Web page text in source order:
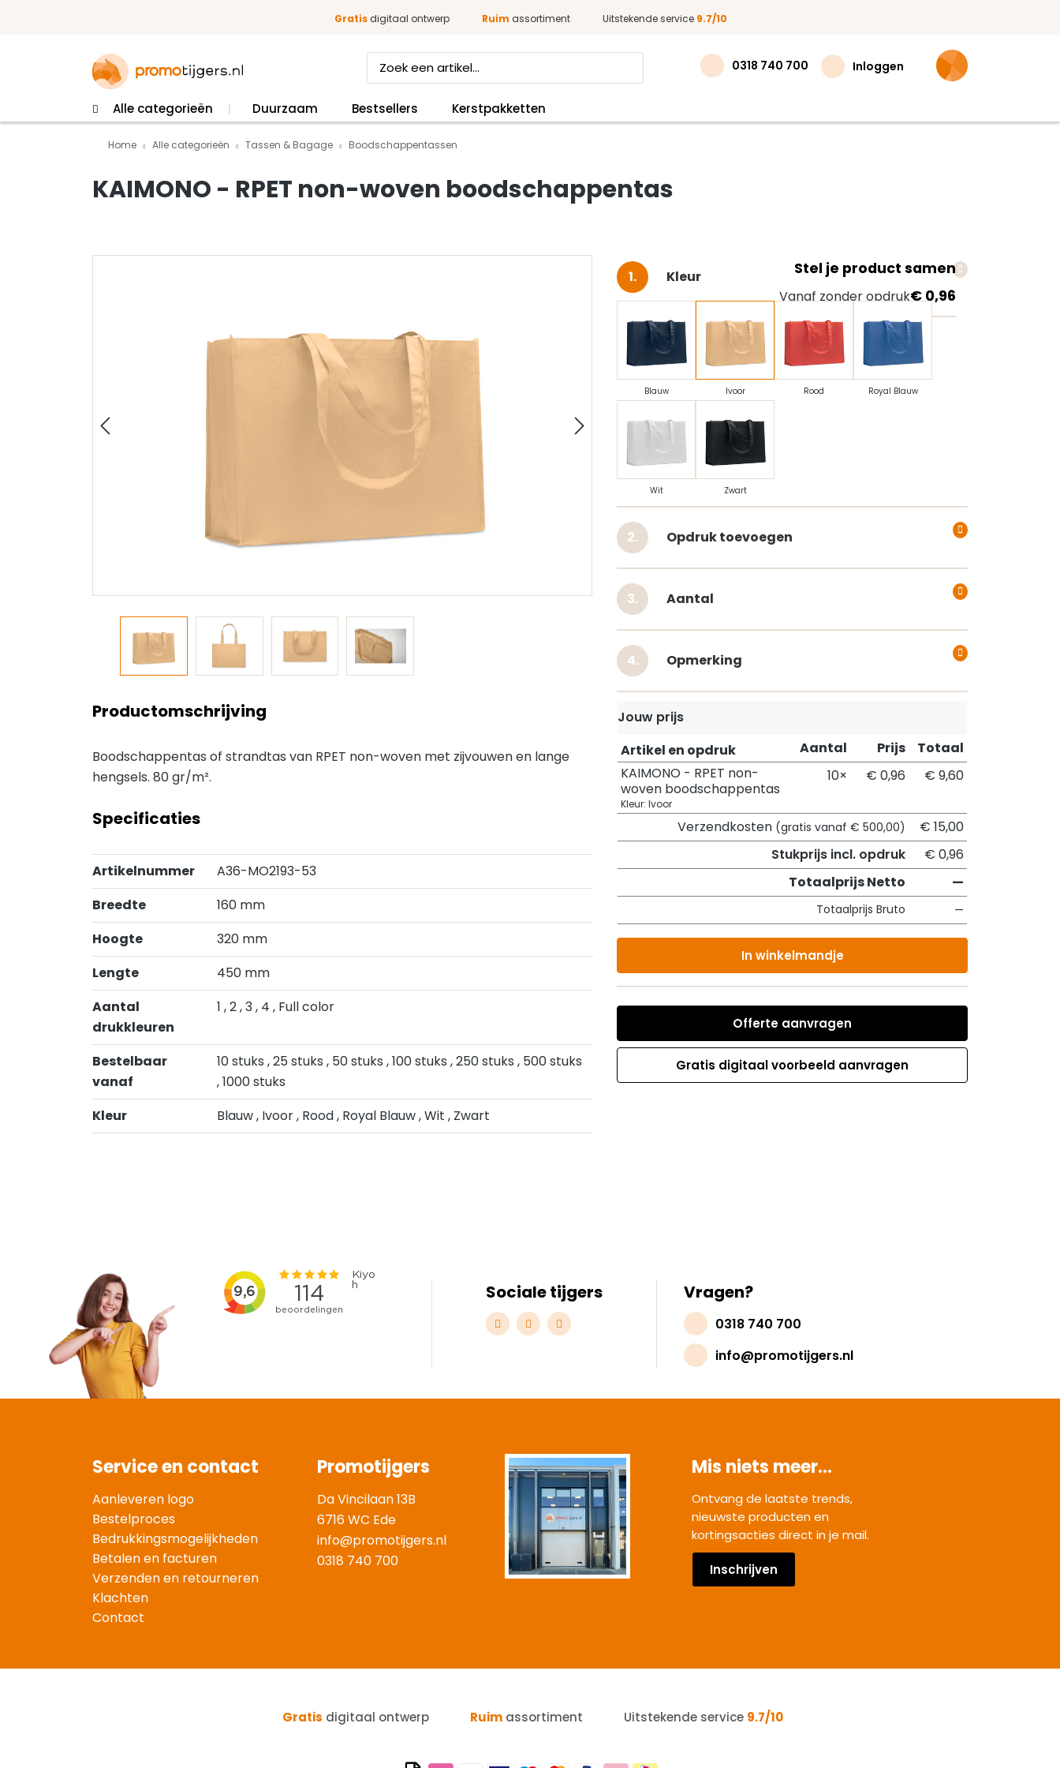
Gratisdigitaal ontwerp Ruim assortiment Uitstekende service 9.7/10
0318 740 700 Inloggen
Alle categorieën Duurzaam Bestsellers Kerstpakketten
Home Alle categorieën Tassen & Bagage Boodschappentassen
KAIMONO - RPET non-woven boodschappentas
Productomschrijving
Boodschappentas of strandtas van RPET non-woven met zijvouwen en lange
hengsels. 80 gr/m².
Specificaties
Artikelnummer
A36-MO2193-53
Breedte
160 mm
Hoogte
320 mm
Lengte
450 mm
Aantal
drukkleuren
1 , 2, 3, 4 , Full color
Bestelbaar
vanaf
10 stuks , 25 stuks , 50 stuks , 100 stuks , 250 stuks , 500 stuks
, 1000 stuks
Kleur
Blauw, Ivoor, Rood, Royal Blauw, Wit , Zwart
Stel je product samen
Vanaf zonder opdruk€ 0,96
Selecteer
Kleur
Blauw Ivoor Rood Royal Blauw
Wit Zwart
Opdruk toevoegen
Aantal
Opmerking
Jouw prijs
Artikel en opdruk
Aantal Prijs
Totaal
KAIMONO - RPET non-
woven boodschappentas
Kleur: Ivoor
10× € 0,96 € 9,60
Verzendkosten (gratis vanaf € 500,00)
€ 15,00
Stukprijs incl. opdruk
€ 0,96
Totaalprijs Netto
—
Totaalprijs Bruto —
In winkelmandje
Offerte aanvragen
Gratis digitaal voorbeeld aanvragen
Sociale tijgers Vragen?
0318 740 700
info@promotijgers.nl
Service en contact
Aanleveren logo
Bestelproces
Bedrukkingsmogelijkheden
Betalen en facturen
Verzenden en retourneren
Klachten
Contact
Promotijgers
Da Vincilaan 13B
6716 WC Ede
info@promotijgers.nl
0318 740 700
Mis niets meer...
Ontvang de laatste trends,
nieuwste producten en
kortingsacties direct in je mail.
Inschrijven
Gratis digitaal ontwerp Ruim assortiment Uitstekende service 9.7/10